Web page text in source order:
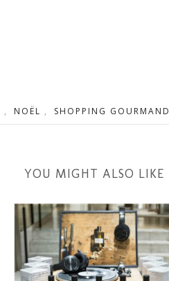
, NOËL , SHOPPING GOURMAND
YOU MIGHT ALSO LIKE